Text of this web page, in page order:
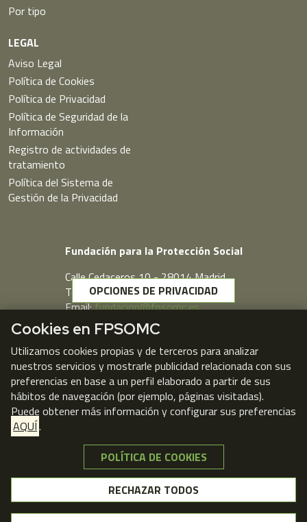
Por tipo
LEGAL
Aviso Legal
Política de Cookies
Política de Privacidad
Política de Seguridad de la
Información
Registro de actividades de
tratamiento
Política del Sistema de
Gestión de la Privacidad
Fundación para la Protección Social
Calle Cedaceros,10 - 28014 Madrid
Telf. 91 431 77 80
Email:fundacion@fpsomc.es
Webmail
OPCIONES DE PRIVACIDAD
Cookies en FPSOMC
Utilizamos cookies propias y de terceros para analizar
nuestros servicios y mostrarle publicidad relacionada con sus
preferencias en base a un perfil elaborado a partir de sus
hábitos de navegación (por ejemplo, páginas visitadas).
Puede obtener más información y configurar sus preferencias
AQUÍ.
POLÍTICA DE COOKIES
RECHAZAR TODOS
NO, GRACIAS